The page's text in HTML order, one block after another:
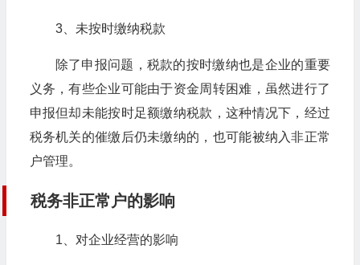
3、未按时缴纳税款
除了申报问题，税款的按时缴纳也是企业的重要
义务，有些企业可能由于资金周转困难，虽然进行了
申报但却未能按时足额缴纳税款，这种情况下，经过
税务机关的催缴后仍未缴纳的，也可能被纳入非正常
户管理。
税务非正常户的影响
1、对企业经营的影响